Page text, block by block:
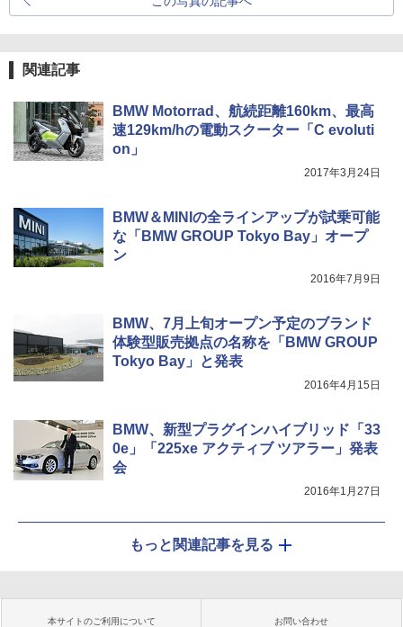
関連記事
BMW Motorrad、航続距離160km、最高
速129km/hの電動スクーター「C evoluti
on」
2017年3月24日
BMW＆MINIの全ラインアップが試乗可能
な「BMW GROUP Tokyo Bay」オープ
ン
2016年7月9日
BMW、7月上旬オープン予定のブランド
体験型販売拠点の名称を「BMW GROUP
Tokyo Bay」と発表
2016年4月15日
BMW、新型プラグインハイブリッド「33
0e」「225xe アクティブ ツアラー」発表
会
2016年1月27日
もっと関連記事を見る
本サイトのご利用について お問い合わせ